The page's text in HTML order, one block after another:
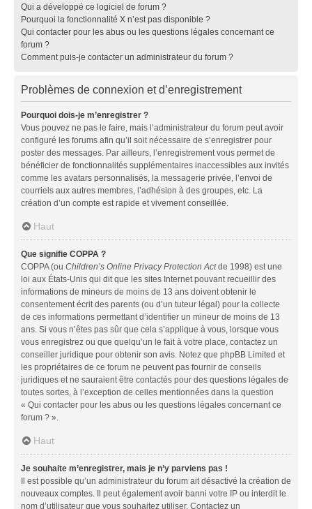
Qui a développé ce logiciel de forum ?
Pourquoi la fonctionnalité X n’est pas disponible ?
Qui contacter pour les abus ou les questions légales concernant ce
forum ?
Comment puis-je contacter un administrateur du forum ?
Problèmes de connexion et d’enregistrement
Pourquoi dois-je m’enregistrer ?
Vous pouvez ne pas le faire, mais l’administrateur du forum peut avoir
configuré les forums afin qu’il soit nécessaire de s’enregistrer pour
poster des messages. Par ailleurs, l’enregistrement vous permet de
bénéficier de fonctionnalités supplémentaires inaccessibles aux invités
comme les avatars personnalisés, la messagerie privée, l’envoi de
courriels aux autres membres, l’adhésion à des groupes, etc. La
création d’un compte est rapide et vivement conseillée.
Haut
Que signifie COPPA ?
COPPA (ou Children’s Online Privacy Protection Actde 1998) est une
loi aux États-Unis qui dit que les sites Internet pouvant recueillir des
informations de mineurs de moins de 13 ans doivent obtenir le
consentement écrit des parents (ou d’un tuteur légal) pour la collecte
de ces informations permettant d’identifier un mineur de moins de 13
ans. Si vous n’êtes pas sûr que cela s’applique à vous, lorsque vous
vous enregistrez ou que quelqu’un le fait à votre place, contactez un
conseiller juridique pour obtenir son avis. Notez que phpBB Limited et
les propriétaires de ce forum ne peuvent pas fournir de conseils
juridiques et ne sauraient être contactés pour des questions légales de
toutes sortes, à l’exception de celles mentionnées dans la question
« Qui contacter pour les abus ou les questions légales concernant ce
forum ? ».
Haut
Je souhaite m’enregistrer, mais je n’y parviens pas !
Il est possible qu’un administrateur du forum ait désactivé la création de
nouveaux comptes. Il peut également avoir banni votre IP ou interdit le
nom d’utilisateur que vous souhaitez utiliser. Contactez un